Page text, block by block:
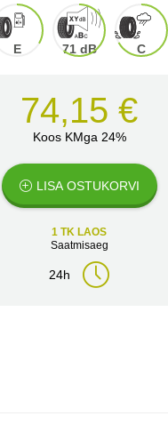
E 71 dB C
74,15 €
Koos KMga 24%
LISA OSTUKORVI
1 TK LAOS
Saatmisaeg
24h